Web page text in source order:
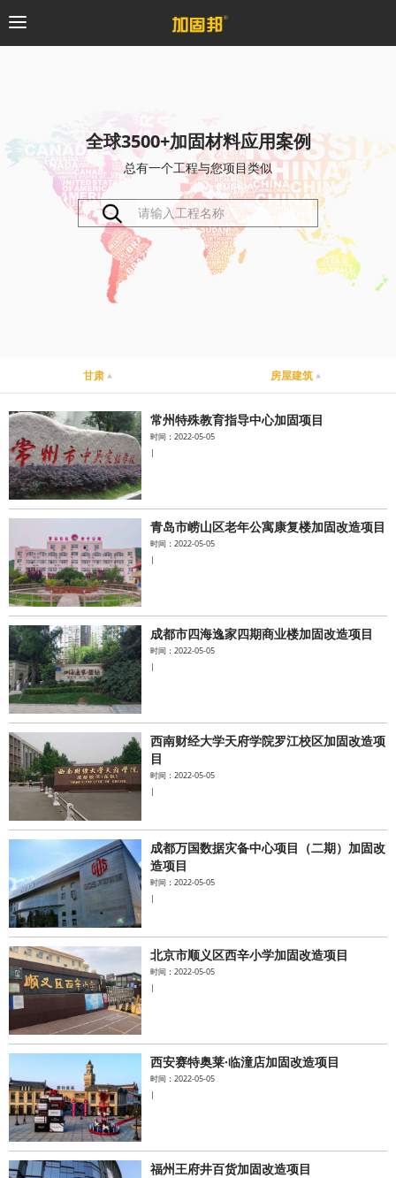
粘钢加固系统
预应力系统
桥梁支座系统
水泥基系统
新能源系统
案例中心
全球3500+加固材料应用案例
总有一个工程与您项目类似
甘肃 房屋建筑
常州特殊教育指导中心加固项目
时间：2022-05-05
|
青岛市崂山区老年公寓康复楼加固改造项目
时间：2022-05-05
|
成都市四海逸家四期商业楼加固改造项目
时间：2022-05-05
|
西南财经大学天府学院罗江校区加固改造项
目
时间：2022-05-05
|
成都万国数据灾备中心项目（二期）加固改
造项目
时间：2022-05-05
|
北京市顺义区西辛小学加固改造项目
时间：2022-05-05
|
西安赛特奥莱·临潼店加固改造项目
时间：2022-05-05
|
福州王府井百货加固改造项目